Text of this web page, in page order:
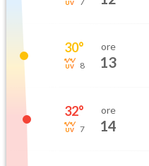
30°
8
ore
13
32°
7
ore
14